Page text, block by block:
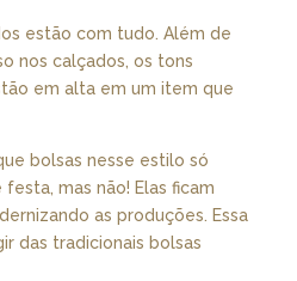
estão com tudo. Além de
nos calçados, os tons
em alta em um item que
bolsas nesse estilo só
mas não! Elas ficam
as produções. Essa
das tradicionais bolsas